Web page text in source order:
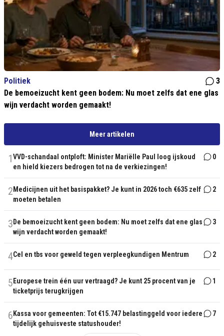
Politiek
3
De bemoeizucht kent geen bodem: Nu moet zelfs dat ene glas
wijn verdacht worden gemaakt!
Meer artikelen
1VVD-schandaal ontploft: Minister Mariëlle Paul loog ijskoud
en hield kiezers bedrogen tot na de verkiezingen!
0
2 Medicijnen uit het basispakket? Je kunt in 2026 toch €635 zelf
moeten betalen
2
3 De bemoeizucht kent geen bodem: Nu moet zelfs dat ene glas
wijn verdacht worden gemaakt!
3
4Cel en tbs voor geweld tegen verpleegkundigen Mentrum 2
5 Europese trein één uur vertraagd? Je kunt 25 procent van je
ticketprijs terugkrijgen
1
6 Kassa voor gemeenten: Tot €15.747 belastinggeld voor iedere
tijdelijk gehuisveste statushouder!
7